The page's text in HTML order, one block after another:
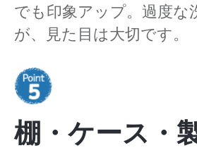
でも印象アップ。過度な
が、見た目は大切です。
棚・ケース・